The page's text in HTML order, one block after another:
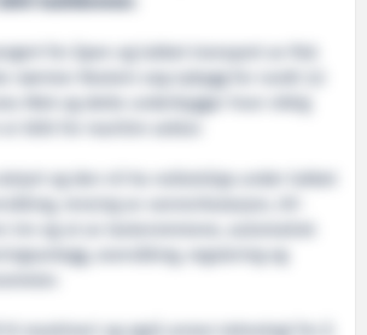
for åpen og lukket transport av fisk
nærmer Rostein seg nybygg for rundt 3,5
Mek og dette underbygger hvor viktig
blitt for maritim sektor.
og den vil ha nullutslipp under lukket
rensing av vannsirkulasjon, UV-
inn og ut av lasterommene, automatisk
overvåking, regulering og